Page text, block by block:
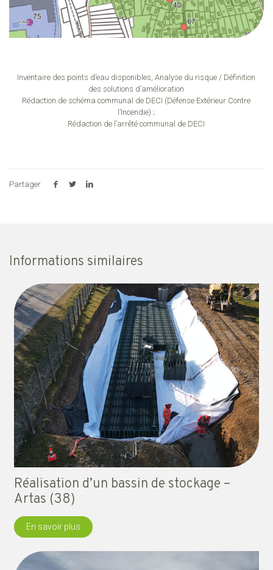
Inventaire des points d’eau disponibles, Analyse du risque / Définition
des solutions d’amélioration
Rédaction de schéma communal de DECI (Défense Extérieur Contre
l’Incendie) ;
Rédaction de l’arrêté communal de DECI
Partager
Informations similaires
Réalisation d’un bassin de stockage –
Artas (38)
En savoir plus